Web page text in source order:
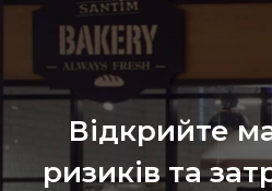
Відкрийте
ризиків та